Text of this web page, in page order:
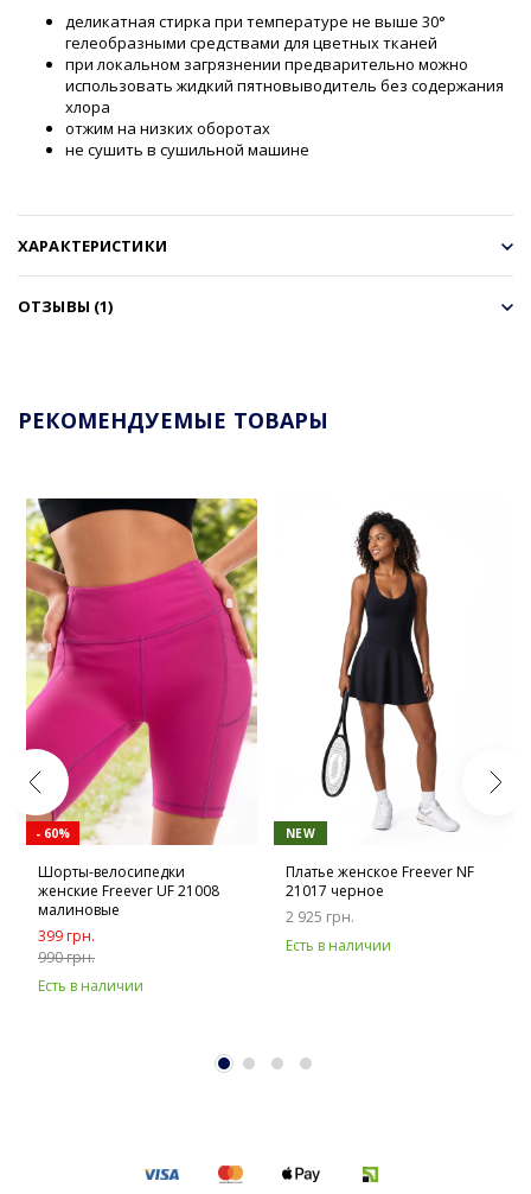
деликатная стирка при температуре не выше 30°
гелеобразными средствами для цветных тканей
при локальном загрязнении предварительно можно
использовать жидкий пятновыводитель без содержания
хлора
отжим на низких оборотах
не сушить в сушильной машине
ХАРАКТЕРИСТИКИ
ОТЗЫВЫ (1)
РЕКОМЕНДУЕМЫЕ ТОВАРЫ
- 60%
Шорты-велосипедки
женские Freever UF 21008
малиновые
399 грн.
990 грн.
Есть в наличии
NEW
Платье женское Freever NF
21017 черное
2 925 грн.
Есть в наличии